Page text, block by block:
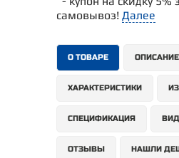
самовывоз! Далее
О ТОВАРЕ ОПИСАНИЕ
ХАРАКТЕРИСТИКИ
СПЕЦИФИКАЦИЯ
ОТЗЫВЫ НАШЛИ